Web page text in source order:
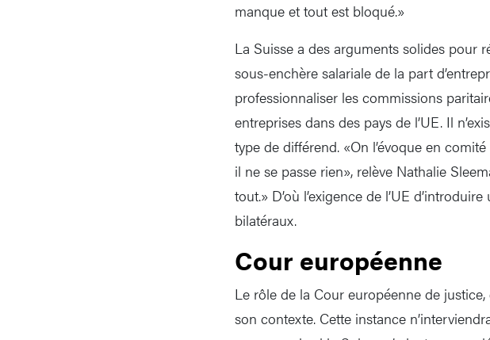
manque et tout est bloqué.»
La Suisse a des arguments solides pour
sous-enchère salariale de la part
professionnaliser les commissions
entreprises dans des pays de l’UE. Il
type de différend. «On l’évoque en comité
il ne se passe rien», relève Nathalie
tout.» D’où l’exigence de l’UE
bilatéraux.
Cour européenne
Le rôle de la Cour européenne de
son contexte. Cette instance